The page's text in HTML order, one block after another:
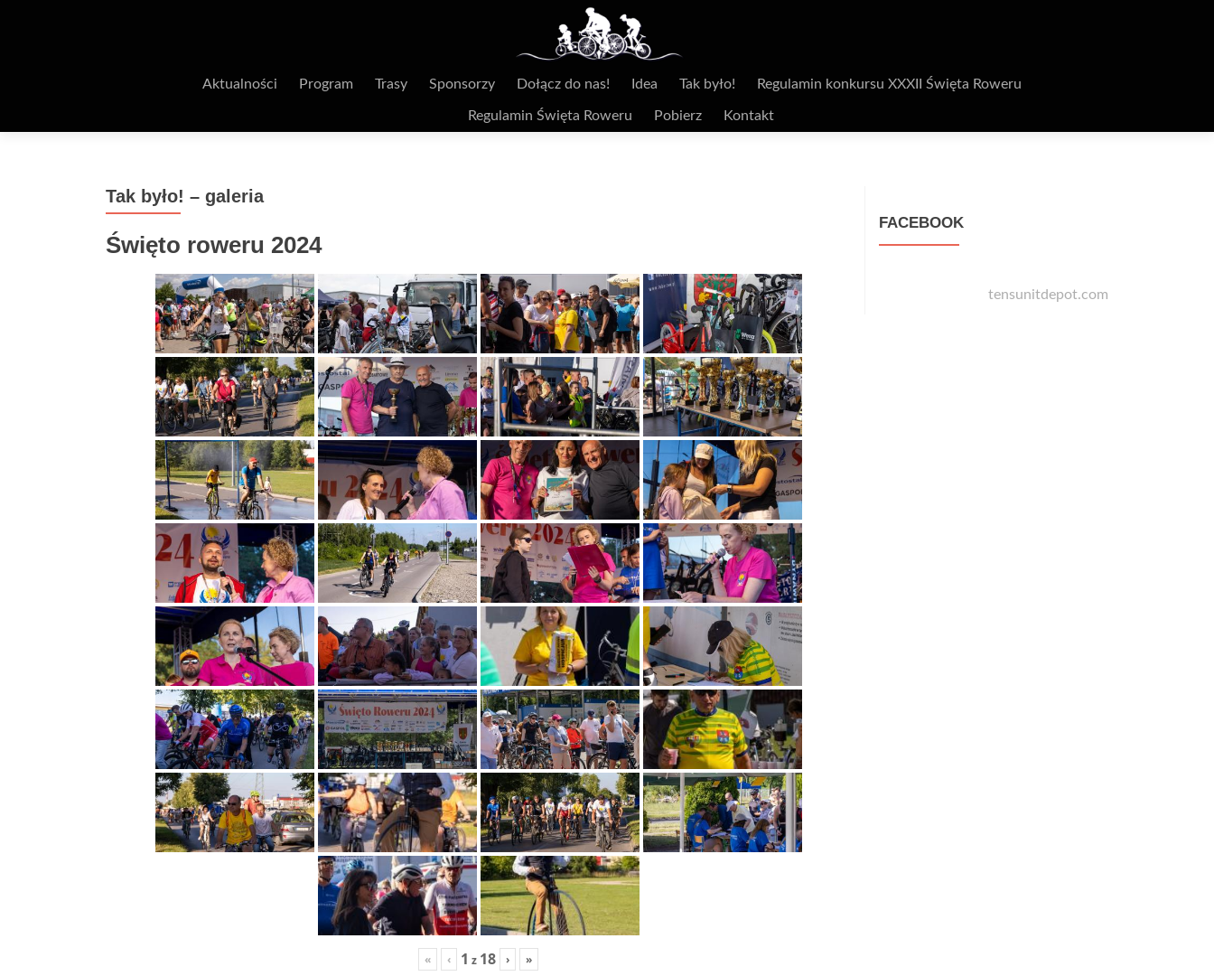
Aktualności Program Trasy Sponsorzy Dołącz do nas! Idea Tak było! Regulamin konkursu XXXII Święta Roweru
Regulamin Święta Roweru Pobierz Kontakt
Tak było! – galeria
Święto roweru 2024
« ‹ 1 z 18 › »
FACEBOOK
tensunitdepot.com